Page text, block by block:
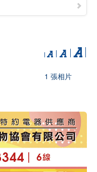
1 張相片